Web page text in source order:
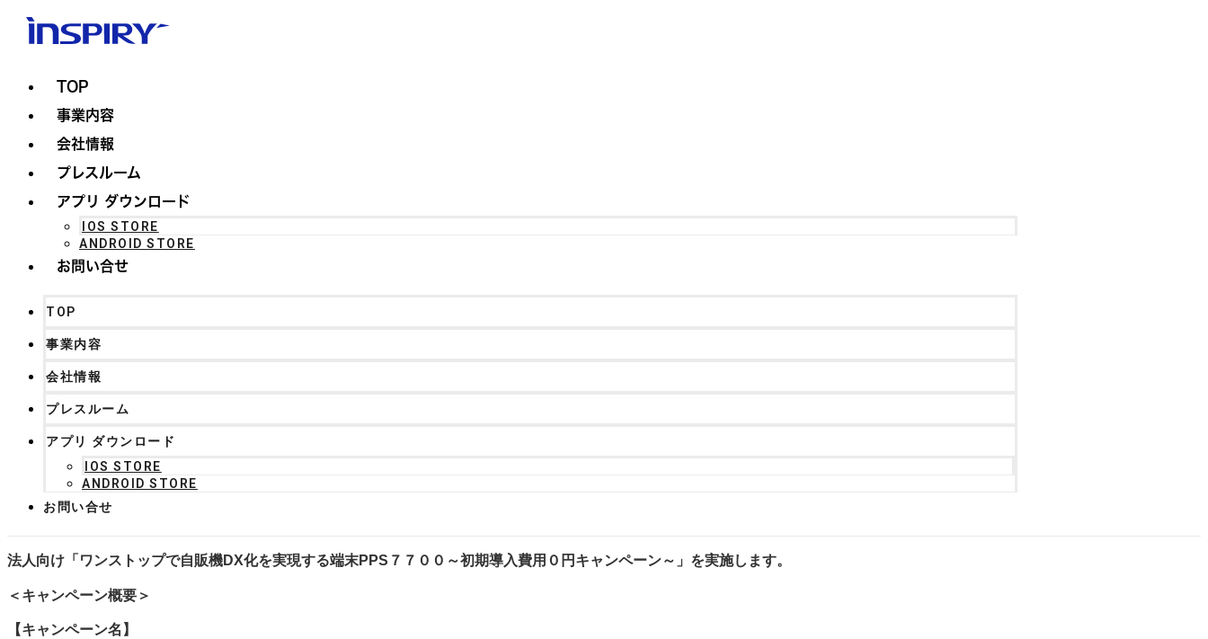
TOP
事業内容
会社情報
プレスルーム
アプリ ダウンロード
IOS STORE
ANDROID STORE
お問い合せ
TOP
事業内容
会社情報
プレスルーム
アプリ ダウンロード
IOS STORE
ANDROID STORE
お問い合せ
法人向け「ワンストップで自販機DX化を実現する端末PPS７７００～初期導入費用０円キャンペーン～」を実施します。
＜キャンペーン概要＞
【キャンペーン名】